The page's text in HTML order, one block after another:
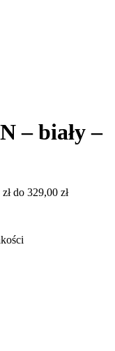
– biały –
do 329,00 zł